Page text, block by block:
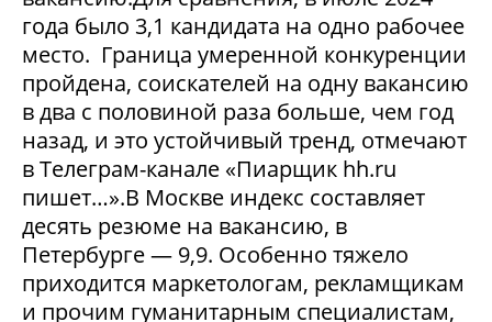
года было 3,1 кандидата на одно рабочее
место. Граница умеренной конкуренции
пройдена, соискателей на одну вакансию
в два с половиной раза больше, чем год
назад, и это устойчивый тренд, отмечают
в Телеграм-канале «Пиарщик hh.ru
пишет…».В Москве индекс составляет
десять резюме на вакансию, в
Петербурге — 9,9. Особенно тяжело
приходится маркетологам, рекламщикам
и прочим гуманитарным специалистам,